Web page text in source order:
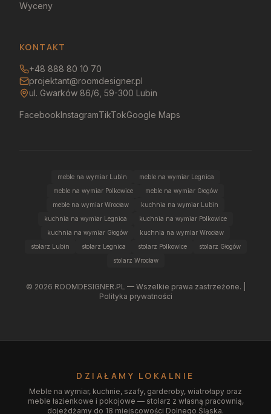
Wyceny
KONTAKT
+48 888 80 10 70
projektant@roomdesigner.pl
ul. Gwarków 86/6, 59-300 Lubin
FacebookInstagramTikTokGoogle Maps
meble na wymiar Lubin
meble na wymiar Legnica
meble na wymiar Polkowice
meble na wymiar Głogów
meble na wymiar Wrocław
kuchnia na wymiar Lubin
kuchnia na wymiar Legnica
kuchnia na wymiar Polkowice
kuchnia na wymiar Głogów
kuchnia na wymiar Wrocław
stolarz Lubin
stolarz Legnica stolarz Polkowice
stolarz Głogów
stolarz Wrocław
© 2026 ROOMDESIGNER.PL — Wszelkie prawa zastrzeżone. |
Polityka prywatności
DZIAŁAMY LOKALNIE
Meble na wymiar, kuchnie, szafy, garderoby, wiatrołapy oraz
meble łazienkowe i pokojowe — stolarz z własną pracownią,
dojeżdżamy do 18 miejscowości Dolnego Śląska.